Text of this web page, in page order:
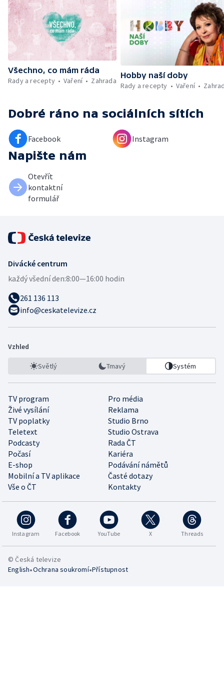
Vyhodnocení ankety + ČT tipy —
Vyhodnocení divácké soutěže — Práce
záchranářů v létě
Všechno, co mám ráda
Rady a recepty
Vaření Zahrada
Hobby naší doby
Rady a recepty
Vaření
Dobré ráno na sociálních sítích
Facebook Instagram
Napište nám
Otevřít
kontaktní
formulář
Divácké centrum
každý všední den:8:00—16:00 hodin
261 136 113
info@ceskatelevize.cz
Vzhled
Světlý Tmavý Systém
TV program
Pro média
Živé vysílání
Reklama
TV poplatky
Studio Brno
Teletext
Studio Ostrava
Podcasty
Rada ČT
Počasí
Kariéra
E-shop
Podávání námětů
Mobilní a TV aplikace
Časté dotazy
Vše o ČT
Kontakty
Instagram Facebook YouTube X Threads
© Česká televize
English•Ochrana soukromí•Přístupnost